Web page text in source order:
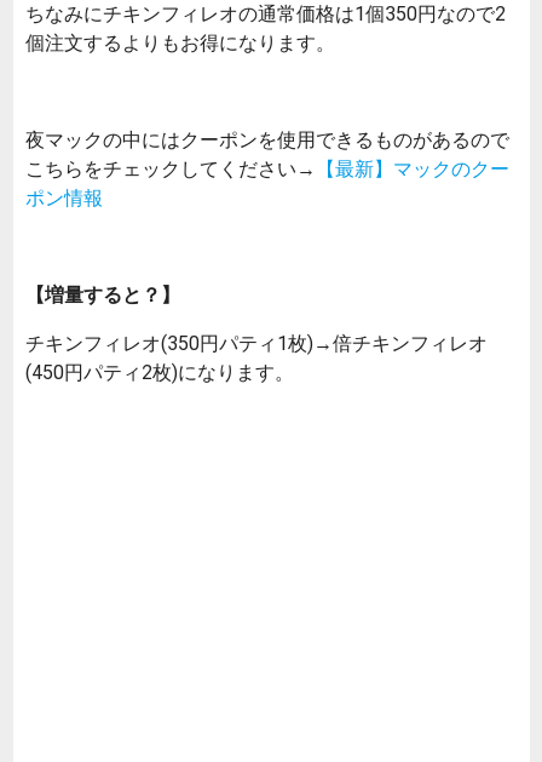
ちなみにチキンフィレオの通常価格は1個350円なので2
個注文するよりもお得になります。
夜マックの中にはクーポンを使用できるものがあるので
こちらをチェックしてください→
【最新】マックのクー
ポン情報
【増量すると？】
チキンフィレオ(350円パティ1枚)→倍チキンフィレオ
(450円パティ2枚)になります。